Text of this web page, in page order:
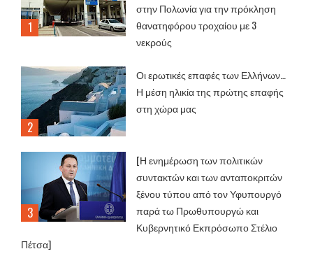
στην Πολωνία για την πρόκληση
θανατηφόρου τροχαίου με 3
νεκρούς
Οι ερωτικές επαφές των Ελλήνων…
Η μέση ηλικία της πρώτης επαφής
στη χώρα μας
[Η ενημέρωση των πολιτικών
συντακτών και των ανταποκριτών
ξένου τύπου από τον Υφυπουργό
παρά τω Πρωθυπουργώ και
Κυβερνητικό Εκπρόσωπο Στέλιο
Πέτσα]